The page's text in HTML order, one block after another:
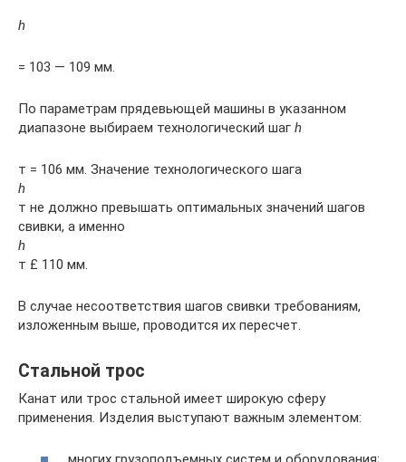
h
= 103 — 109 мм.
По параметрам прядевьющей машины в указанном
диапазоне выбираем технологический шаг h
т = 106 мм. Значение технологического шага
h
т не должно превышать оптимальных значений шагов
свивки, а именно
h
т £ 110 мм.
В случае несоответствия шагов свивки требованиям,
изложенным выше, проводится их пересчет.
Стальной трос
Канат или трос стальной имеет широкую сферу
применения. Изделия выступают важным элементом: